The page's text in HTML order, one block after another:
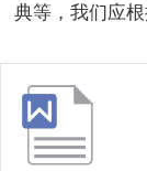
典等，我们应